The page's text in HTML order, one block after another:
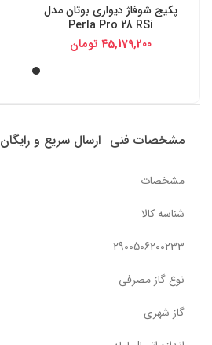
پکیج شوفاژ دیواری بوتان مدل
Perla Pro 28 RSi
45,179,200 تومان
مشخصات فنی ارسال سریع و رایگان
مشخصات
شناسه کالا
2900506200233
نوع گاز مصرفی
گاز شهری